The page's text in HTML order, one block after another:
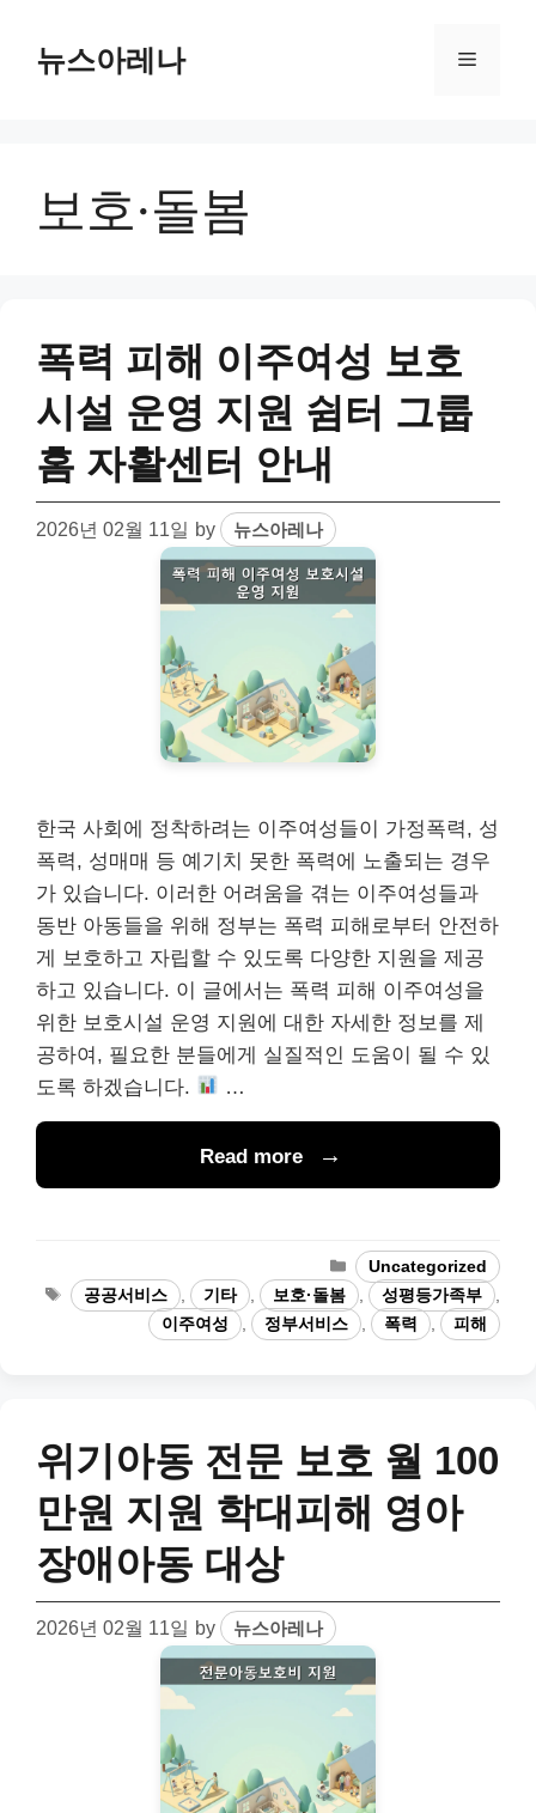
content뉴스아레나 Menu
보호·돌봄
폭력 피해 이주여성 보호
시설 운영 지원 쉼터 그룹
홈 자활센터 안내
2026년 02월 11일 by 뉴스아레나
한국 사회에 정착하려는 이주여성들이 가정폭력, 성
폭력, 성매매 등 예기치 못한 폭력에 노출되는 경우
가 있습니다. 이러한 어려움을 겪는 이주여성들과
동반 아동들을 위해 정부는 폭력 피해로부터 안전하
게 보호하고 자립할 수 있도록 다양한 지원을 제공
하고 있습니다. 이 글에서는 폭력 피해 이주여성을
위한 보호시설 운영 지원에 대한 자세한 정보를 제
공하여, 필요한 분들에게 실질적인 도움이 될 수 있
도록 하겠습니다.
…
Read more
Categories
Uncategorized
Tags공공서비스 기타 보호·돌봄 성평등가족부
이주여성
정부서비스 폭력 피해
위기아동 전문 보호 월 100
만원 지원 학대피해 영아
장애아동 대상
2026년 02월 11일 by 뉴스아레나